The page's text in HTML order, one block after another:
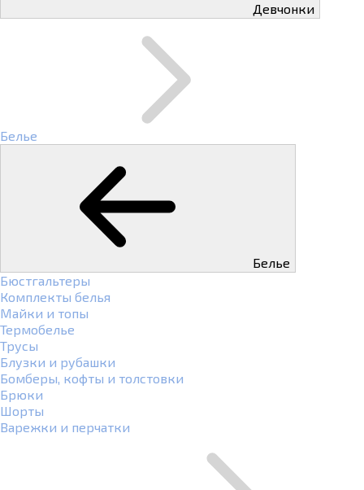
Девчонки
Белье
Белье
Бюстгальтеры
Комплекты белья
Майки и топы
Термобелье
Трусы
Блузки и рубашки
Бомберы, кофты и толстовки
Брюки
Шорты
Варежки и перчатки